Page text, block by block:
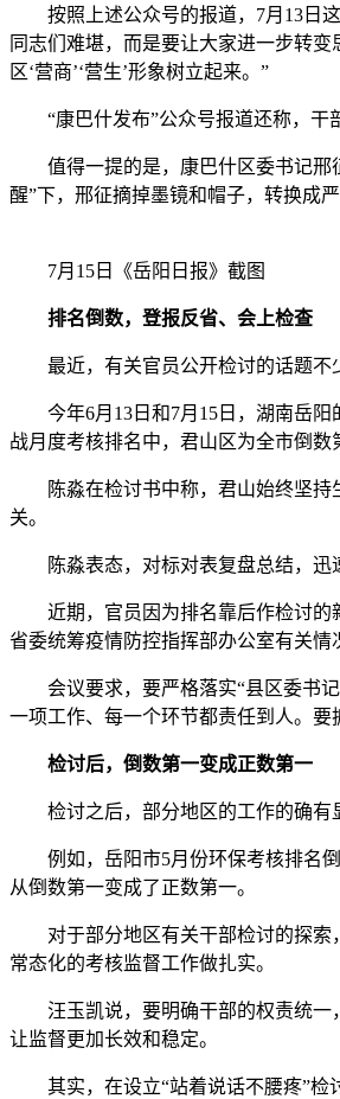
按照上述公众号的报道，7月13日这
同志们难堪，而是要让大家进一步转
区‘营商’‘营生’形象树立起来。”
“康巴什发布”公众号报道还称，干部
值得一提的是，康巴什区委书记邢征
醒”下，邢征摘掉墨镜和帽子，转换成
7月15日《岳阳日报》截图
排名倒数，登报反省、会上检查
最近，有关官员公开检讨的话题不
今年6月13日和7月15日，湖南岳阳
战月度考核排名中，君山区为全市倒数
陈淼在检讨书中称，君山始终坚持生
关。
陈淼表态，对标对表复盘总结，迅速
近期，官员因为排名靠后作检讨的新
省委统筹疫情防控指挥部办公室有关情
会议要求，要严格落实“县区委书记
一项工作、每一个环节都责任到人。要
检讨后，倒数第一变成正数第一
检讨之后，部分地区的工作的确有
例如，岳阳市5月份环保考核排名倒
从倒数第一变成了正数第一。
对于部分地区有关干部检讨的探索
常态化的考核监督工作做扎实。
汪玉凯说，要明确干部的权责统一，
让监督更加长效和稳定。
其实，在设立“站着说话不腰疼”检讨